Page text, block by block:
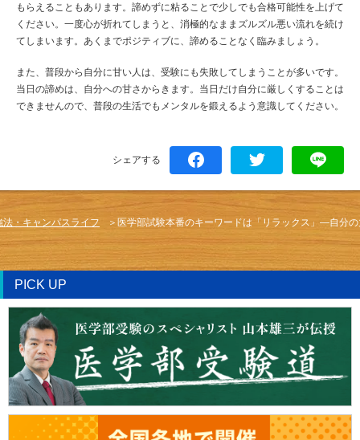
もらえることもあります。諦めずに粘ることで少しでも合格可能性を上げて
ください。一度心が折れてしまうと、消極的なままズルズル悪い流れを続け
てしまいます。あくまでポジティブに、諦めることなく臨みましょう。
また、普段から自分に甘い人は、受験にも失敗してしまうことが多いです。
当日の諦めは、自分への甘さからきます。当日だけ自分に厳しくすることは
できませんので、普段の生活でもメンタルを鍛えるよう意識してください。
シェアする
法・キャンパスライフ 医学部試験本番のキーワードは「リラックス」―自分
PICK UP